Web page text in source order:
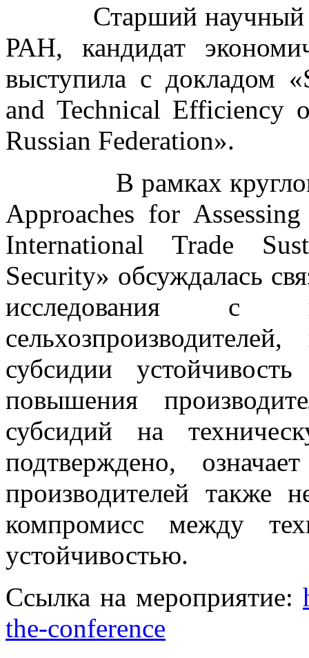
Старший научный
РАН, кандидат
выступила с докладом
and Technical Efficiency
Russian Federation».
В рамках круглого
Approaches for
International Trade
Security» обсуждалась
исследования с
субсидии
повышения
субсидий на
подтверждено,
производителей также
компромисс между
устойчивостью.
Ссылка на мероприятие:
the-conference